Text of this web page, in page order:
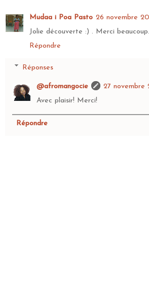
Mudaa i Poa Pasto 26 novembre
Jolie découverte :) . Merci beaucoup.
Répondre
Réponses
@afromangocie
27 novembre
Avec plaisir! Merci!
Répondre